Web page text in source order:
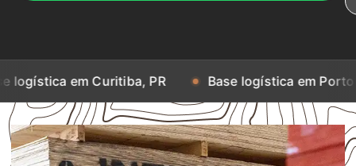
Curitiba, PR Base logística em Porto Alegre, RS